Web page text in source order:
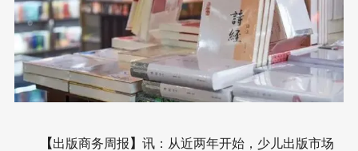
【出版商务周报 】 讯：从近两年开始，少儿出版市场